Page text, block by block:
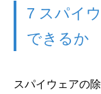
7 スパイ
できるか
スパイウェアの